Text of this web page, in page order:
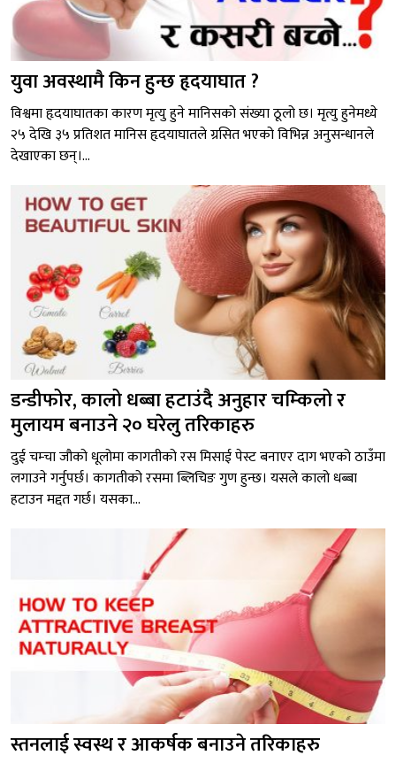
युवा अवस्थामै किन हुन्छ हृदयाघात ?
विश्वमा हृदयाघातका कारण मृत्यु हुने मानिसको संख्या ठूलो छ। मृत्यु हुनेमध्ये
२५ देखि ३५ प्रतिशत मानिस हृदयाघातले ग्रसित भएको विभिन्न अनुसन्धानले
देखाएका छन्।...
डन्डीफोर, कालो धब्बा हटाउंदै अनुहार चम्किलो र
मुलायम बनाउने २० घरेलु तरिकाहरु
दुई चम्चा जौको धूलोमा कागतीको रस मिसाई पेस्ट बनाएर दाग भएको ठाउँमा
लगाउने गर्नुपर्छ। कागतीको रसमा ब्लिचिङ गुण हुन्छ। यसले कालो धब्बा
हटाउन मद्दत गर्छ। यसका...
स्तनलाई स्वस्थ र आकर्षक बनाउने तरिकाहरु